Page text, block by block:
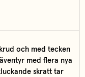
och med tecken
med flera nya
skratt tar